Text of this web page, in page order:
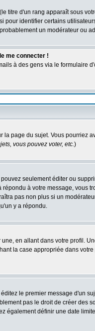
titre d'un rang apparaît sous
identifier certains
un modérateur ou
me connecter !
à des gens via le
page du sujet. Vous
vous pouvez voter, etc.)
seulement éditer ou
à votre message, vous
pas non plus si un
y a répondu.
en allant dans votre profil.
la case appropriée dans
le premier message d'un
pas le droit de créer des
également définir une date